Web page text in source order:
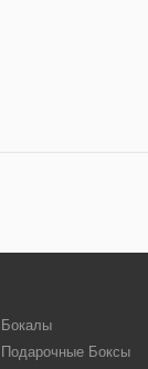
Бокалы
Подарочные Боксы